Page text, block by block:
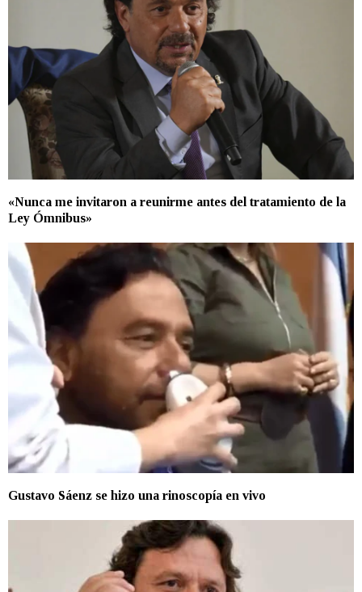
«Nunca me invitaron a reunirme antes del tratamiento de la
Ley Ómnibus»
Gustavo Sáenz se hizo una rinoscopía en vivo